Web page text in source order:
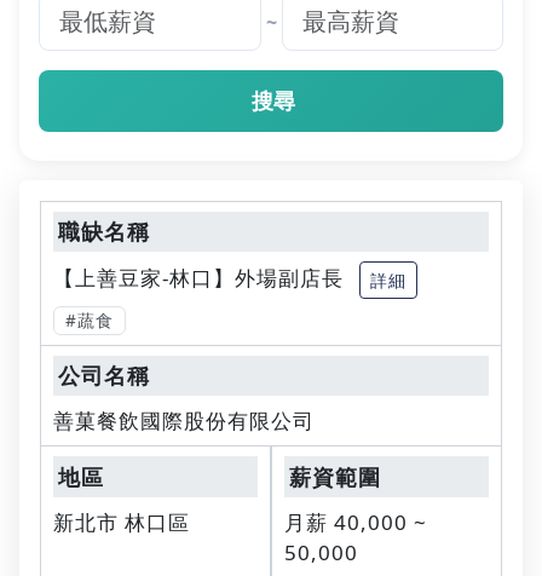
~
搜尋
【上善豆家-林口】外場副店長
詳細
#蔬食
善菓餐飲國際股份有限公司
新北市 林口區
月薪 40,000 ~
50,000